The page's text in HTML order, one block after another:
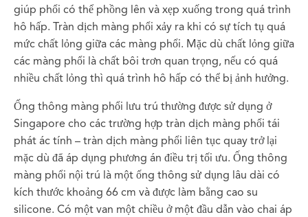
giúp phổi có thể phồng lên và xẹp xuống trong quá trình
hô hấp. Tràn dịch màng phổi xảy ra khi có sự tích tụ quá
mức chất lỏng giữa các màng phổi. Mặc dù chất lỏng giữa
các màng phổi là chất bôi trơn quan trọng, nếu có quá
nhiều chất lỏng thì quá trình hô hấp có thể bị ảnh hưởng.
Ống thông màng phổi lưu trú thường được sử dụng ở
Singapore cho các trường hợp tràn dịch màng phổi tái
phát ác tính – tràn dịch màng phổi liên tục quay trở lại
mặc dù đã áp dụng phương án điều trị tối ưu. Ống thông
màng phổi nội trú là một ống thông sử dụng lâu dài có
kích thước khoảng 66 cm và được làm bằng cao su
silicone. Có một van một chiều ở một đầu dẫn vào chai áp